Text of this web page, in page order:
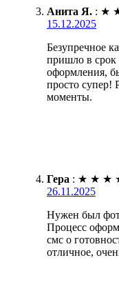
Анита Я. : ★
15.12.2025
Безупречное
пришло в срок
оформления,
просто супер!
моменты.
Гера : ★ ★ ★
26.11.2025
Нужен был
Процесс
смс о
отличное,